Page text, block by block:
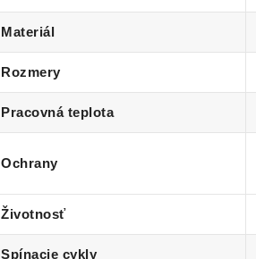
Materiál
Rozmery
Pracovná teplota
Ochrany
Životnosť
Spínacie cykly